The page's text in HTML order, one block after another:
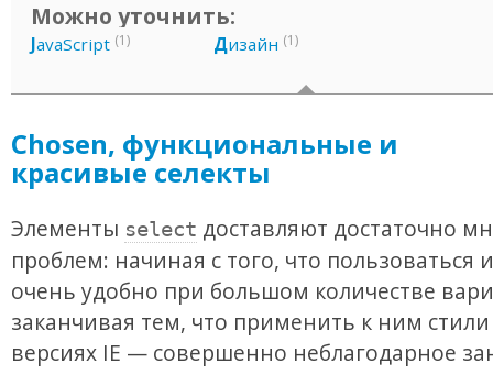
Можно уточнить:
JavaScript (1) Дизайн (1)
Chosen, функциональные и
красивые селекты
Элементы select доставляют достаточно
проблем: начиная с того, что пользоваться
очень удобно при большом количестве
заканчивая тем, что применить к ним
версиях IE — совершенно неблагодарное